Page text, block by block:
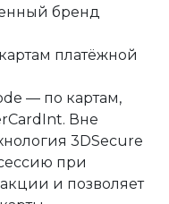
бренд
платёжной
— по картам,
Вне
3DSecure
при
и позволяет